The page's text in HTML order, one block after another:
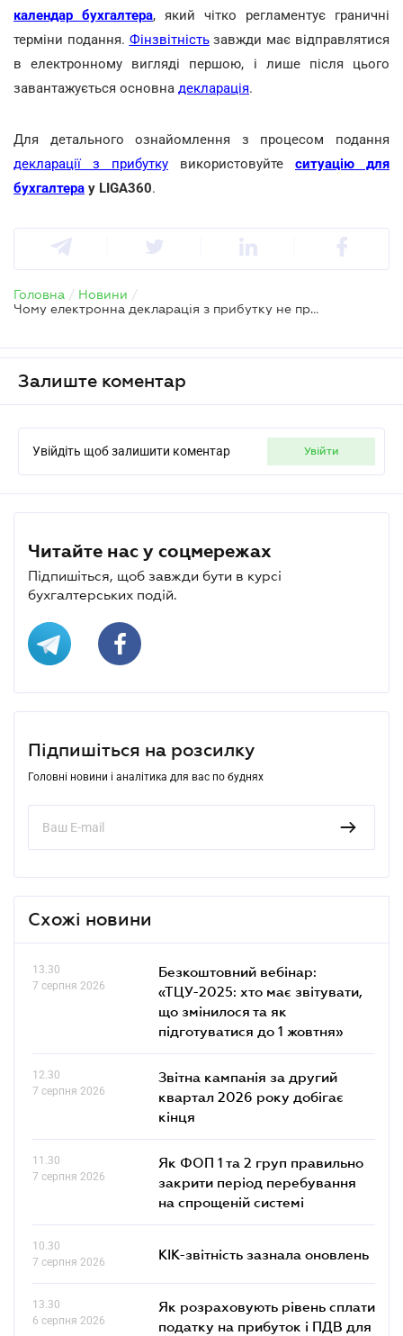
календар бухгалтера, який чітко регламентує граничні
терміни подання. Фінзвітністьзавжди має відправлятися
в електронному вигляді першою, і лише після цього
завантажується основна декларація.
Для детального ознайомлення з процесом подання
декларації з прибутку використовуйте ситуацію для
бухгалтера у LIGA360.
Головна / Новини /
Чому електронна декларація з прибутку не пройде без фінзвіту
Залиште коментар
Увійдіть щоб залишити коментар увійти
Читайте нас у соцмережах
Підпишіться, щоб завжди бути в курсі
бухгалтерських подій.
Підпишіться на розсилку
Головні новини і аналітика для вас по буднях
Схожі новини
13.30
7 серпня 2026
Безкоштовний вебінар:
«ТЦУ-2025: хто має звітувати,
що змінилося та як
підготуватися до 1 жовтня»
12.30
7 серпня 2026
Звітна кампанія за другий
квартал 2026 року добігає
кінця
11.30
7 серпня 2026
Як ФОП 1 та 2 груп правильно
закрити період перебування
на спрощеній системі
10.30
7 серпня 2026
КІК-звітність зазнала оновлень
13.30
6 серпня 2026
Як розраховують рівень сплати
податку на прибуток і ПДВ для